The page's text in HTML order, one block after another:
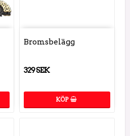
Bromsbelägg
329 SEK
KÖP